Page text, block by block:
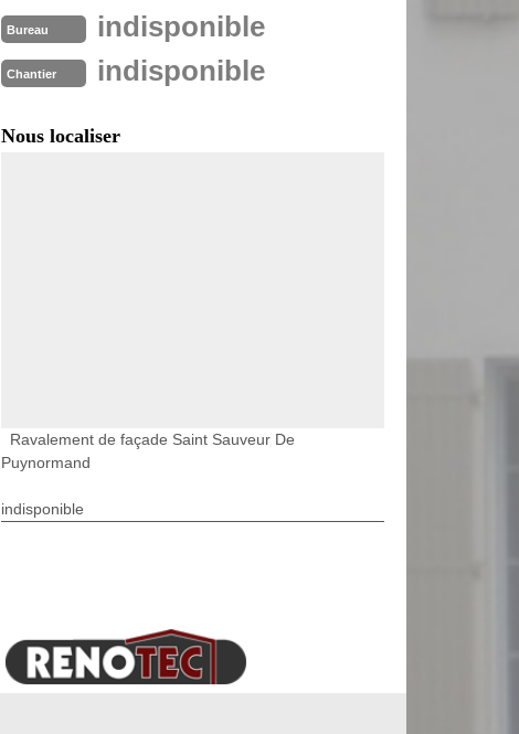
Bureau indisponible
Chantier indisponible
Nous localiser
Ravalement de façade Saint Sauveur De
Puynormand
indisponible